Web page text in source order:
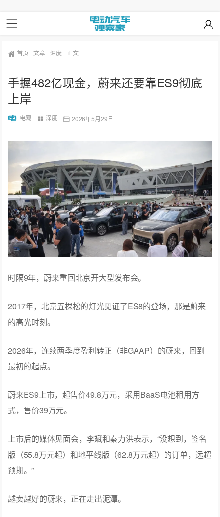
首页 -文章-深度- 正文
手握482亿现金，蔚来还要靠ES9彻底
上岸
电观 深度 2026年5月29日
时隔9年，蔚来重回北京开大型发布会。
2017年，北京五棵松的灯光见证了ES8的登场，那是蔚来
的高光时刻。
2026年，连续两季度盈利转正（非GAAP）的蔚来，回到
最初的起点。
蔚来ES9上市，起售价49.8万元，采用BaaS电池租用方
式，售价39万元。
上市后的媒体见面会，李斌和秦力洪表示，“没想到，签名
版（55.8万元起）和地平线版（62.8万元起）的订单，远超
预期。”
越卖越好的蔚来，正在走出泥潭。